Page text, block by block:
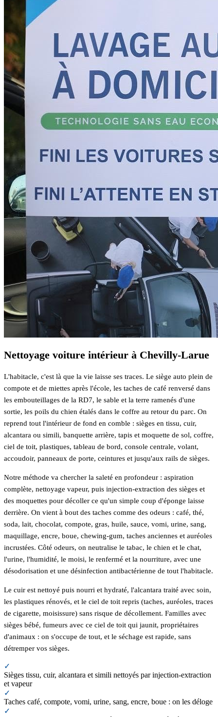
Nettoyage voiture intérieur à Chevilly-Larue
L'habitacle, c'est là que la vie laisse ses traces. Le siège auto plein de
compote et de miettes après l'école, les taches de café renversé dans
les embouteillages de la RD7, le sable et la terre ramenés d'une
sortie, les poils du chien étalés dans le coffre au retour du parc. On
reprend tout l'intérieur de fond en comble : sièges en tissu, cuir,
alcantara ou simili, banquette arrière, tapis et moquette de sol, coffre,
ciel de toit, plastiques, tableau de bord, console centrale, volant,
accoudoir, panneaux de porte, ceintures et jusqu'aux rails de sièges.
Notre méthode va chercher la saleté en profondeur : aspiration
complète, nettoyage vapeur, puis injection-extraction des sièges et
des moquettes pour décoller ce qu'un simple coup d'éponge laisse
derrière. On vient à bout des taches comme des odeurs : café, thé,
soda, lait, chocolat, compote, gras, huile, sauce, vomi, urine, sang,
maquillage, encre, boue, chewing-gum, taches anciennes et auréoles
incrustées. Côté odeurs, on neutralise le tabac, le chien et le chat,
l'urine, l'humidité, le moisi, le renfermé et la nourriture, avec une
désodorisation et une désinfection antibactérienne de tout l'habitacle.
Le cuir est nettoyé puis nourri et hydraté, l'alcantara traité avec soin,
les plastiques rénovés, et le ciel de toit repris (taches, auréoles, traces
de cigarette, moisissure) sans risque de décollement. Familles avec
sièges bébé, fumeurs avec ce ciel de toit qui jaunit, propriétaires
d'animaux : on s'occupe de tout, et le séchage est rapide, sans
détremper vos sièges.
✓
Sièges tissu, cuir, alcantara et simili nettoyés par injection-extraction
et vapeur
✓
Taches café, compote, vomi, urine, sang, encre, boue : on les déloge
✓